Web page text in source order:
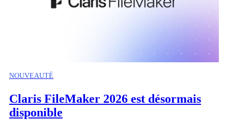
NOUVEAUTÉ
Claris FileMaker 2026 est désormais
disponible